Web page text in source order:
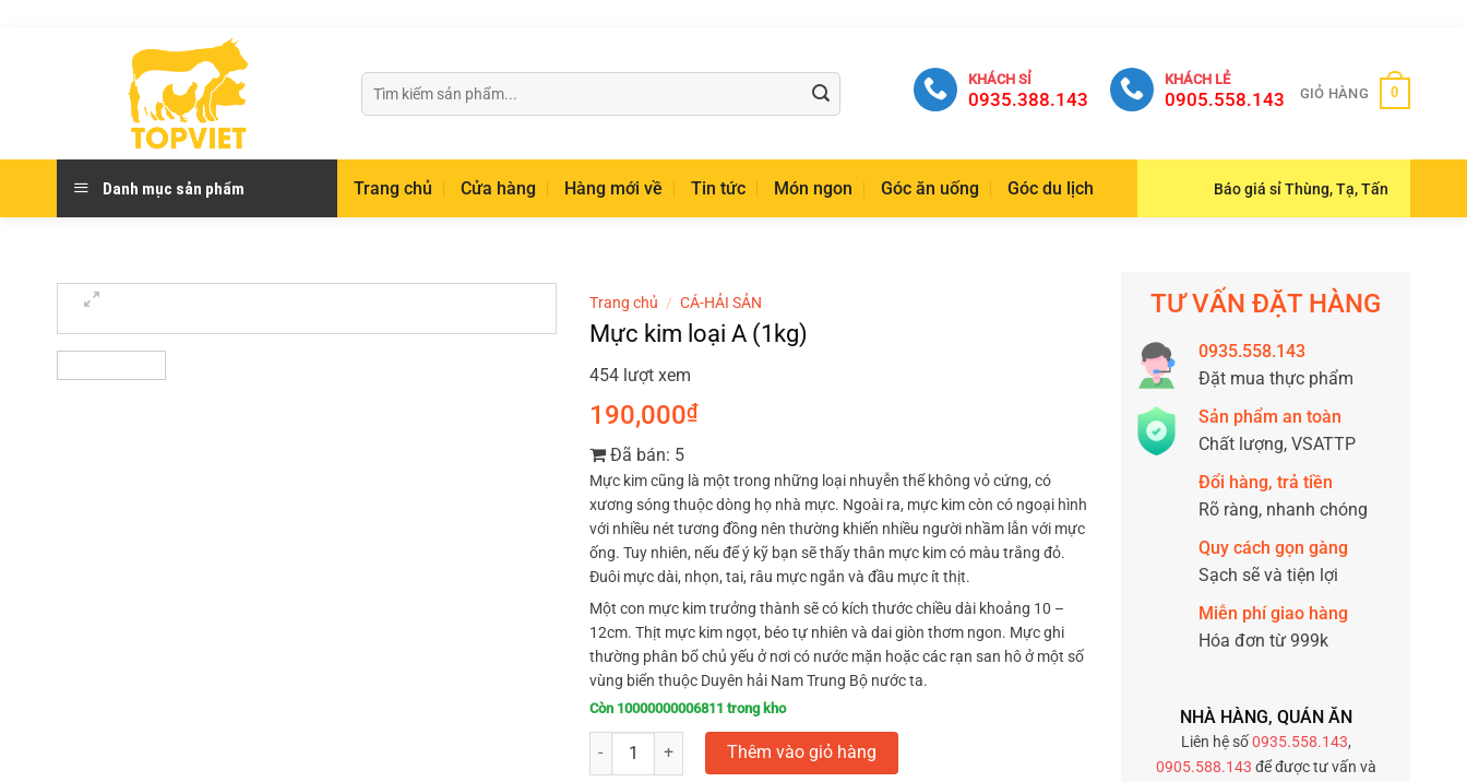
Tìm
kiếm:
KHÁCH SỈ
0935.388.143
KHÁCH LẺ
0905.558.143 GIỎ HÀNG 0
Danh mục sản phẩm Trang chủ Cửa hàng Hàng mới về Tin tức Món ngon Góc ăn uống Góc du lịch Báo giá sỉ Thùng, Tạ, Tấn
TƯ VẤN ĐẶT HÀNG
0935.558.143
Đặt mua thực phẩm
Sản phẩm an toàn
Chất lượng, VSATTP
Đổi hàng, trả tiền
Rõ ràng, nhanh chóng
Quy cách gọn gàng
Sạch sẽ và tiện lợi
Miễn phí giao hàng
Hóa đơn từ 999k
NHÀ HÀNG, QUÁN ĂN
Liên hệ số0935.558.143,
0905.588.143 để được tư vấn và
Trang chủ / CÁ-HẢI SẢN
Mực kim loại A (1kg)
454 lượt xem
190,000₫
Đã bán: 5
Mực kim cũng là một trong những loại nhuyễn thể không vỏ cứng, có
xương sóng thuộc dòng họ nhà mực. Ngoài ra, mực kim còn có ngoại hình
với nhiều nét tương đồng nên thường khiến nhiều người nhầm lẫn với mực
ống. Tuy nhiên, nếu để ý kỹ bạn sẽ thấy thân mực kim có màu trắng đỏ.
Đuôi mực dài, nhọn, tai, râu mực ngắn và đầu mực ít thịt.
Một con mực kim trưởng thành sẽ có kích thước chiều dài khoảng 10 –
12cm. Thịt mực kim ngọt, béo tự nhiên và dai giòn thơm ngon. Mực ghi
thường phân bổ chủ yếu ở nơi có nước mặn hoặc các rạn san hô ở một số
vùng biển thuộc Duyên hải Nam Trung Bộ nước ta.
Còn 10000000006811 trong kho
Mực kim loại A (1kg) số lượngThêm vào giỏ hàng